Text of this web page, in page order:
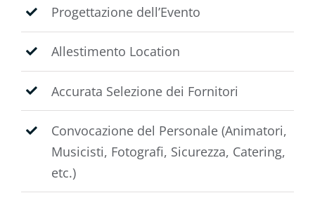
Progettazione dell’Evento
Allestimento Location
Accurata Selezione dei Fornitori
Convocazione del Personale (Animatori,
Musicisti, Fotografi, Sicurezza, Catering,
etc.)